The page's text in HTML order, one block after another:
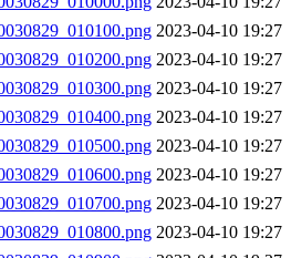
2023-04-10 19:27
2023-04-10 19:27
2023-04-10 19:27
2023-04-10 19:27
2023-04-10 19:27
2023-04-10 19:27
2023-04-10 19:27
2023-04-10 19:27